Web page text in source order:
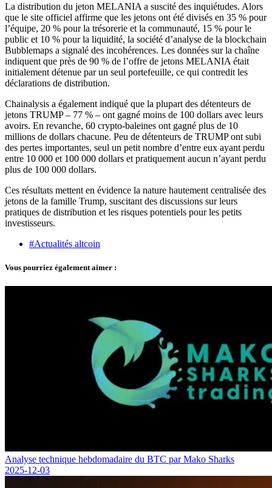
La distribution du jeton MELANIA a suscité des inquiétudes. Alors
que le site officiel affirme que les jetons ont été divisés en 35 % pour
l’équipe, 20 % pour la trésorerie et la communauté, 15 % pour le
public et 10 % pour la liquidité, la société d’analyse de la blockchain
Bubblemaps a signalé des incohérences. Les données sur la chaîne
indiquent que près de 90 % de l’offre de jetons MELANIA était
initialement détenue par un seul portefeuille, ce qui contredit les
déclarations de distribution.
Chainalysis a également indiqué que la plupart des détenteurs de
jetons TRUMP – 77 % – ont gagné moins de 100 dollars avec leurs
avoirs. En revanche, 60 crypto-baleines ont gagné plus de 10
millions de dollars chacune. Peu de détenteurs de TRUMP ont subi
des pertes importantes, seul un petit nombre d’entre eux ayant perdu
entre 10 000 et 100 000 dollars et pratiquement aucun n’ayant perdu
plus de 100 000 dollars.
Ces résultats mettent en évidence la nature hautement centralisée des
jetons de la famille Trump, suscitant des discussions sur leurs
pratiques de distribution et les risques potentiels pour les petits
investisseurs.
#Actualités altcoin
Vous pourriez également aimer :
Analyse technique hebdomadaire du BTC par Mako Sharks
2025-12-03